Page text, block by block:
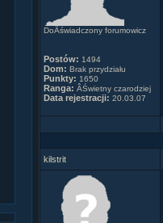
DoÂświadczony forumowicz
Postów: 1494
Dom: Brak przydziału
Punkty: 1650
Ranga: ÂŚwietny czarodziej
Data rejestracji: 20.03.07
kilstrit